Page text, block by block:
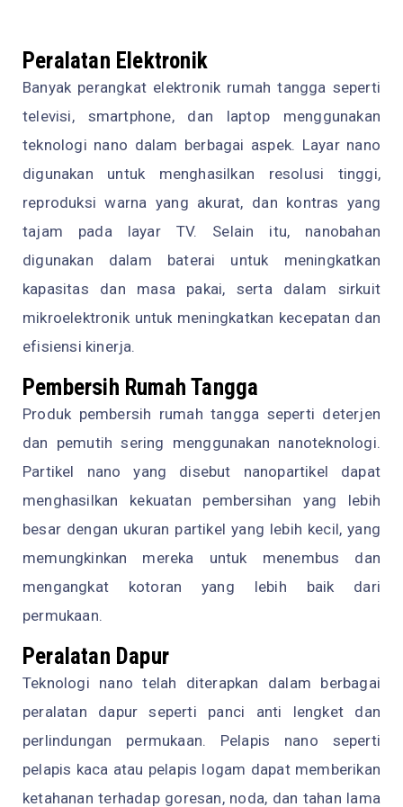
Peralatan Elektronik
Banyak perangkat elektronik rumah tangga seperti
televisi, smartphone, dan laptop menggunakan
teknologi nano dalam berbagai aspek. Layar nano
digunakan untuk menghasilkan resolusi tinggi,
reproduksi warna yang akurat, dan kontras yang
tajam pada layar TV. Selain itu, nanobahan
digunakan dalam baterai untuk meningkatkan
kapasitas dan masa pakai, serta dalam sirkuit
mikroelektronik untuk meningkatkan kecepatan dan
efisiensi kinerja.
Pembersih Rumah Tangga
Produk pembersih rumah tangga seperti deterjen
dan pemutih sering menggunakan nanoteknologi.
Partikel nano yang disebut nanopartikel dapat
menghasilkan kekuatan pembersihan yang lebih
besar dengan ukuran partikel yang lebih kecil, yang
memungkinkan mereka untuk menembus dan
mengangkat kotoran yang lebih baik dari
permukaan.
Peralatan Dapur
Teknologi nano telah diterapkan dalam berbagai
peralatan dapur seperti panci anti lengket dan
perlindungan permukaan. Pelapis nano seperti
pelapis kaca atau pelapis logam dapat memberikan
ketahanan terhadap goresan, noda, dan tahan lama